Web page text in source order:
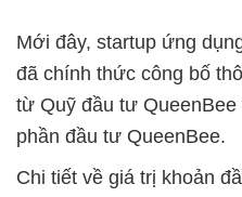
Mới đây, startup ứng
đã chính thức công bố
từ Quỹ đầu tư
phần đầu tư QueenBee.
Chi tiết về giá trị khoản